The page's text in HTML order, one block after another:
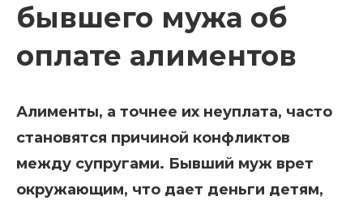
бывшего мужа об
оплате алиментов
Алименты, а точнее их неуплата, часто
становятся причиной конфликтов
между супругами. Бывший муж врет
окружающим, что дает деньги детям,